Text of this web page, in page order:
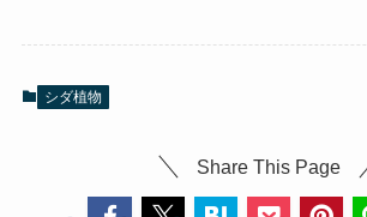
シダ植物
Share This Page